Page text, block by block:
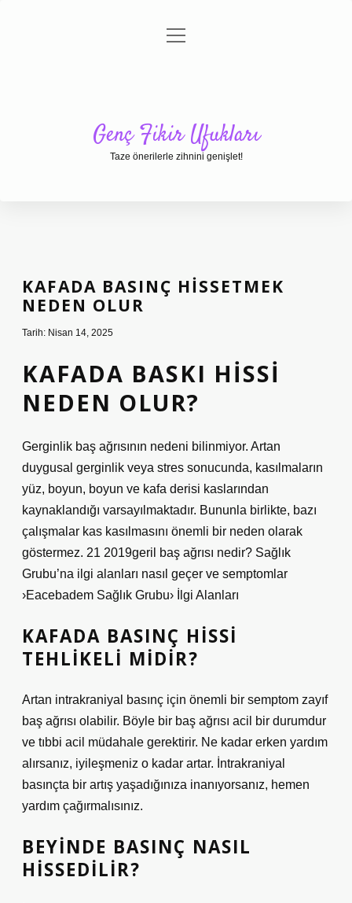
Gizlilik Politikası
menüyü
Genç Fikir Ufukları
Taze önerilerle zihnini genişlet!
KAFADA BASINÇ HISSETMEK
NEDEN OLUR
Tarih: Nisan 14, 2025
KAFADA BASKI HISSI
NEDEN OLUR?
Gerginlik baş ağrısının nedeni bilinmiyor. Artan
duygusal gerginlik veya stres sonucunda, kasılmaların
yüz, boyun, boyun ve kafa derisi kaslarından
kaynaklandığı varsayılmaktadır. Bununla birlikte, bazı
çalışmalar kas kasılmasını önemli bir neden olarak
göstermez. 21 2019geril baş ağrısı nedir? Sağlık
Grubu’na ilgi alanları nasıl geçer ve semptomlar
›Eacebadem Sağlık Grubu› İlgi Alanları
KAFADA BASINÇ HISSI
TEHLIKELI MIDIR?
Artan intrakraniyal basınç için önemli bir semptom zayıf
baş ağrısı olabilir. Böyle bir baş ağrısı acil bir durumdur
ve tıbbi acil müdahale gerektirir. Ne kadar erken yardım
alırsanız, iyileşmeniz o kadar artar. İntrakraniyal
basınçta bir artış yaşadığınıza inanıyorsanız, hemen
yardım çağırmalısınız.
BEYINDE BASINÇ NASIL
HISSEDILIR?